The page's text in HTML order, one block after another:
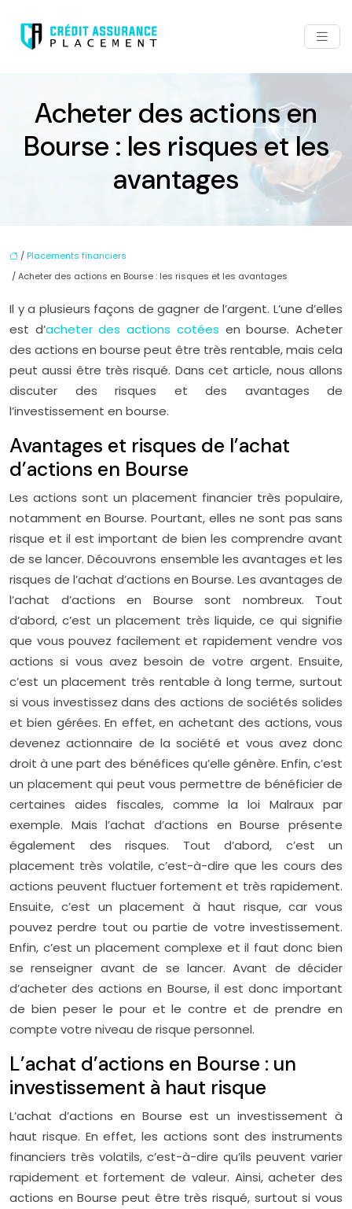
Acheter des actions en
Bourse : les risques et les
avantages
/Placements financiers
/ Acheter des actions en Bourse : les risques et les avantages
Il y a plusieurs façons de gagner de l’argent. L’une d’elles
est d’acheter des actions cotées en bourse. Acheter
des actions en bourse peut être très rentable, mais cela
peut aussi être très risqué. Dans cet article, nous allons
discuter des risques et des avantages de
l’investissement en bourse.
Avantages et risques de l’achat
d’actions en Bourse
Les actions sont un placement financier très populaire,
notamment en Bourse. Pourtant, elles ne sont pas sans
risque et il est important de bien les comprendre avant
de se lancer. Découvrons ensemble les avantages et les
risques de l’achat d’actions en Bourse. Les avantages de
l’achat d’actions en Bourse sont nombreux. Tout
d’abord, c’est un placement très liquide, ce qui signifie
que vous pouvez facilement et rapidement vendre vos
actions si vous avez besoin de votre argent. Ensuite,
c’est un placement très rentable à long terme, surtout
si vous investissez dans des actions de sociétés solides
et bien gérées. En effet, en achetant des actions, vous
devenez actionnaire de la société et vous avez donc
droit à une part des bénéfices qu’elle génère. Enfin, c’est
un placement qui peut vous permettre de bénéficier de
certaines aides fiscales, comme la loi Malraux par
exemple. Mais l’achat d’actions en Bourse présente
également des risques. Tout d’abord, c’est un
placement très volatile, c’est-à-dire que les cours des
actions peuvent fluctuer fortement et très rapidement.
Ensuite, c’est un placement à haut risque, car vous
pouvez perdre tout ou partie de votre investissement.
Enfin, c’est un placement complexe et il faut donc bien
se renseigner avant de se lancer. Avant de décider
d’acheter des actions en Bourse, il est donc important
de bien peser le pour et le contre et de prendre en
compte votre niveau de risque personnel.
L’achat d’actions en Bourse : un
investissement à haut risque
L’achat d’actions en Bourse est un investissement à
haut risque. En effet, les actions sont des instruments
financiers très volatils, c’est-à-dire qu’ils peuvent varier
rapidement et fortement de valeur. Ainsi, acheter des
actions en Bourse peut être très risqué, surtout si vous